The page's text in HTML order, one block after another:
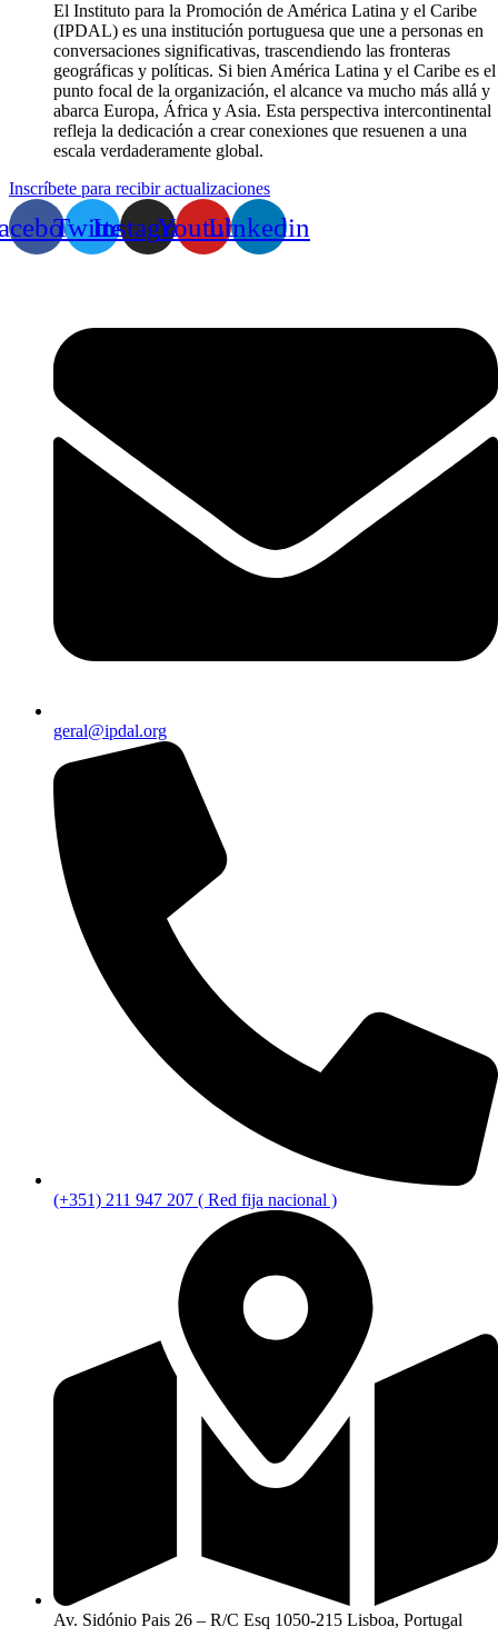
El Instituto para la Promoción de América Latina y el Caribe
(IPDAL) es una institución portuguesa que une a personas en
conversaciones significativas, trascendiendo las fronteras
geográficas y políticas. Si bien América Latina y el Caribe es el
punto focal de la organización, el alcance va mucho más allá y
abarca Europa, África y Asia. Esta perspectiva intercontinental
refleja la dedicación a crear conexiones que resuenen a una
escala verdaderamente global.
Inscríbete para recibir actualizaciones
TwitterInstagramYoutubeLinkedin
geral@ipdal.org
(+351) 211 947 207 ( Red fija nacional )
Av. Sidónio Pais 26 – R/C Esq 1050-215 Lisboa, Portugal